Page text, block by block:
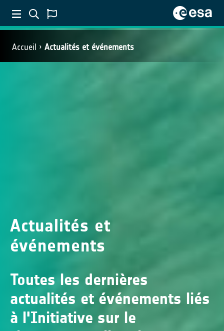
Accueil Actualités et événements
Actualités et
événements
Toutes les dernières
actualités et événements liés
à l'Initiative sur le